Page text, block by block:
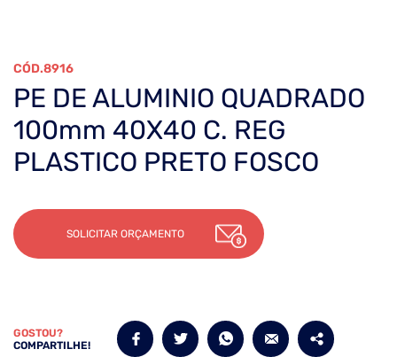
8916
PE DE ALUMINIO QUADRADO
100mm 40X40 C. REG
PLASTICO PRETO FOSCO
SOLICITAR ORÇAMENTO
GOSTOU?
COMPARTILHE!